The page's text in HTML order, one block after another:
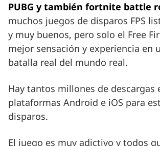
PUBG y también fortnite battle
muchos juegos de disparos FPS
y muy buenos, pero solo el Free
mejor sensación y experiencia en
batalla real del mundo real.
Hay tantos millones de descargas
plataformas Android e iOS para
disparos.
El juego es muy adictivo y todos